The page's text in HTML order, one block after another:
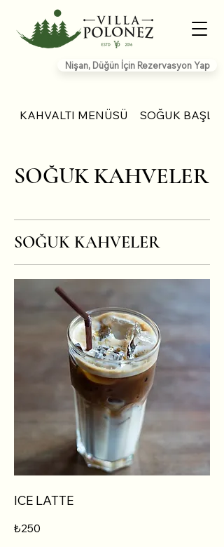
Nişan, Düğün İçin Rezervasyon Yap
KAHVALTI MENÜSÜ SOĞUK
SOĞUK KAHVELER
SOĞUK KAHVELER
ICE LATTE
₺250